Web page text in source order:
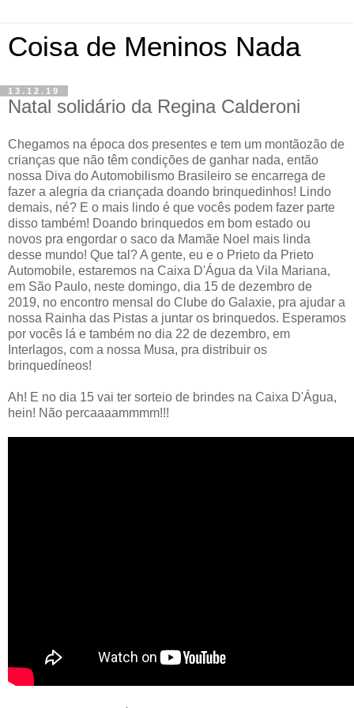
Coisa de Meninos Nada
13.12.19
Natal solidário da Regina Calderoni
Chegamos na época dos presentes e tem um montãozão de
crianças que não têm condições de ganhar nada, então
nossa Diva do Automobilismo Brasileiro se encarrega de
fazer a alegria da criançada doando brinquedinhos! Lindo
demais, né? E o mais lindo é que vocês podem fazer parte
disso também! Doando brinquedos em bom estado ou
novos pra engordar o saco da Mamãe Noel mais linda
desse mundo! Que tal? A gente, eu e o Prieto da Prieto
Automobile, estaremos na Caixa D'Água da Vila Mariana,
em São Paulo, neste domingo, dia 15 de dezembro de
2019, no encontro mensal do Clube do Galaxie, pra ajudar a
nossa Rainha das Pistas a juntar os brinquedos. Esperamos
por vocês lá e também no dia 22 de dezembro, em
Interlagos, com a nossa Musa, pra distribuir os
brinquedíneos!
Ah! E no dia 15 vai ter sorteio de brindes na Caixa D'Água,
hein! Não percaaaammmm!!!